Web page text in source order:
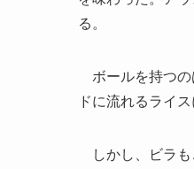
る。
ボールを持つの
ドに流れるライ
しかし、ビラも